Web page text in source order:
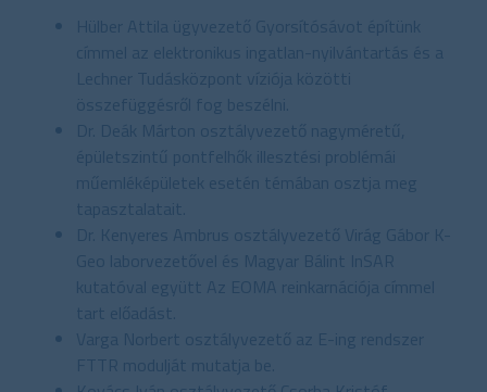
Hülber Attila ügyvezető Gyorsítósávot építünk
címmel az elektronikus ingatlan-nyilvántartás és a
Lechner Tudásközpont víziója közötti
összefüggésről fog beszélni.
Dr. Deák Márton osztályvezető nagyméretű,
épületszintű pontfelhők illesztési problémái
műemléképületek esetén témában osztja meg
tapasztalatait.
Dr. Kenyeres Ambrus osztályvezető Virág Gábor K-
Geo laborvezetővel és Magyar Bálint InSAR
kutatóval együtt Az EOMA reinkarnációja címmel
tart előadást.
Varga Norbert osztályvezető az E-ing rendszer
FTTR modulját mutatja be.